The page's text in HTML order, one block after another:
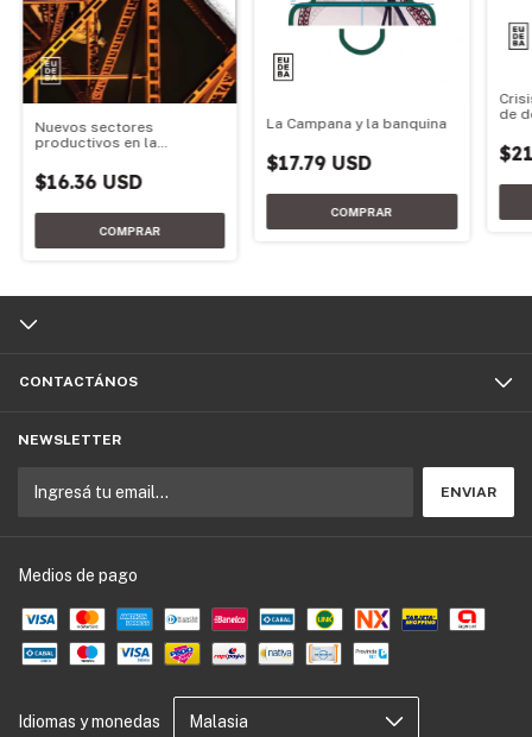
Nuevos sectores
productivos en la
$16.36 USD
La Campana y la banquina
$17.79 USD
de
CONTACTÁNOS
NEWSLETTER
Medios de pago
Idiomas y monedas